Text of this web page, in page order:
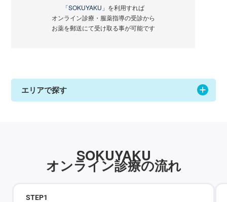
「SOKUYAKU」 を利用すれば
オンライン診療・服薬指導の受診から
お薬を郵送にて受け取る事が可能です
エリアで探す
SOKUYAKU
オンライン診療の流れ
STEP1